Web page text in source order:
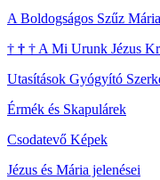
A Boldogságos Szűz
† † † A Mi Urunk Jézus
Utasítások Gyógyító
Érmék és Skapulárek
Csodatevő Képek
Jézus és Mária jelenései